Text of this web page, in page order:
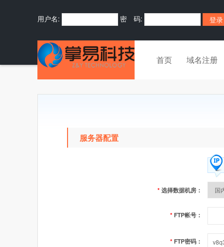
用户名: 密 码:
首页 域名注册
服务器配置
*选择数据机房：
* FTP帐号：
* FTP密码：